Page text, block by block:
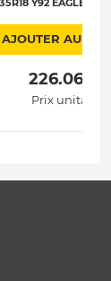
Y92 EAGLE F1
AJOUTER AU
226.06 €
Prix unitaire